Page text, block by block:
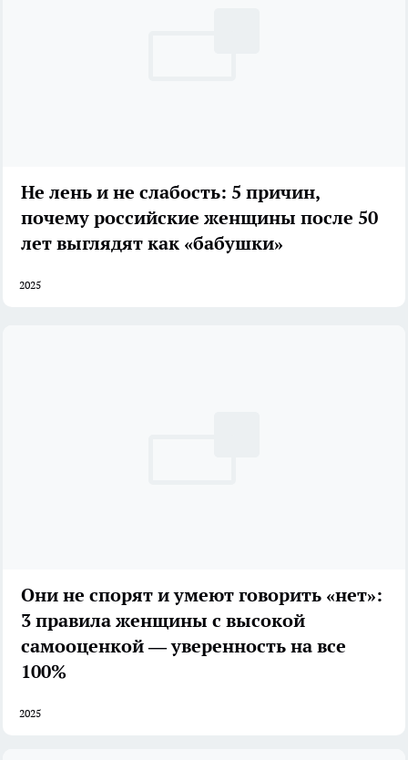
Не лень и не слабость: 5 причин,
почему российские женщины после 50
лет выглядят как «бабушки»
2025
Они не спорят и умеют говорить «нет»:
3 правила женщины с высокой
самооценкой — уверенность на все
100%
2025